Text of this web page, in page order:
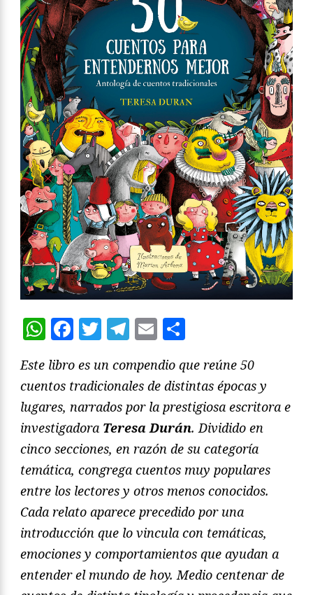
WhatsApp
Facebook
Twitter
Telegram
Email
Este libro es un compendio que reúne 50
cuentos tradicionales de distintas épocas y
lugares, narrados por la prestigiosa escritora e
investigadora Teresa Durán. Dividido en
cinco secciones, en razón de su categoría
temática, congrega cuentos muy populares
entre los lectores y otros menos conocidos.
Cada relato aparece precedido por una
introducción que lo vincula con temáticas,
emociones y comportamientos que ayudan a
entender el mundo de hoy. Medio centenar de